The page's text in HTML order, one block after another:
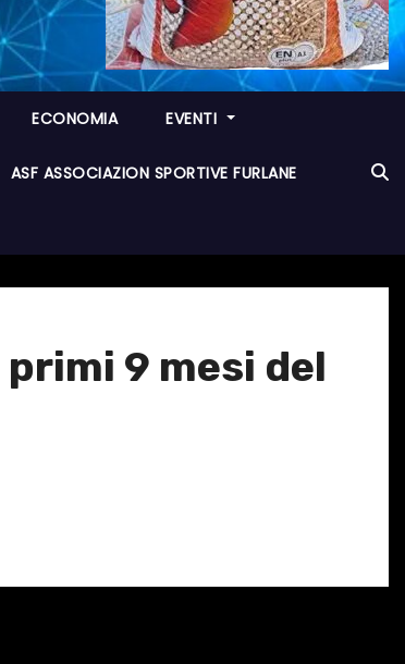
ECONOMIA EVENTI
ASF ASSOCIAZION SPORTIVE FURLANE
9 mesi del